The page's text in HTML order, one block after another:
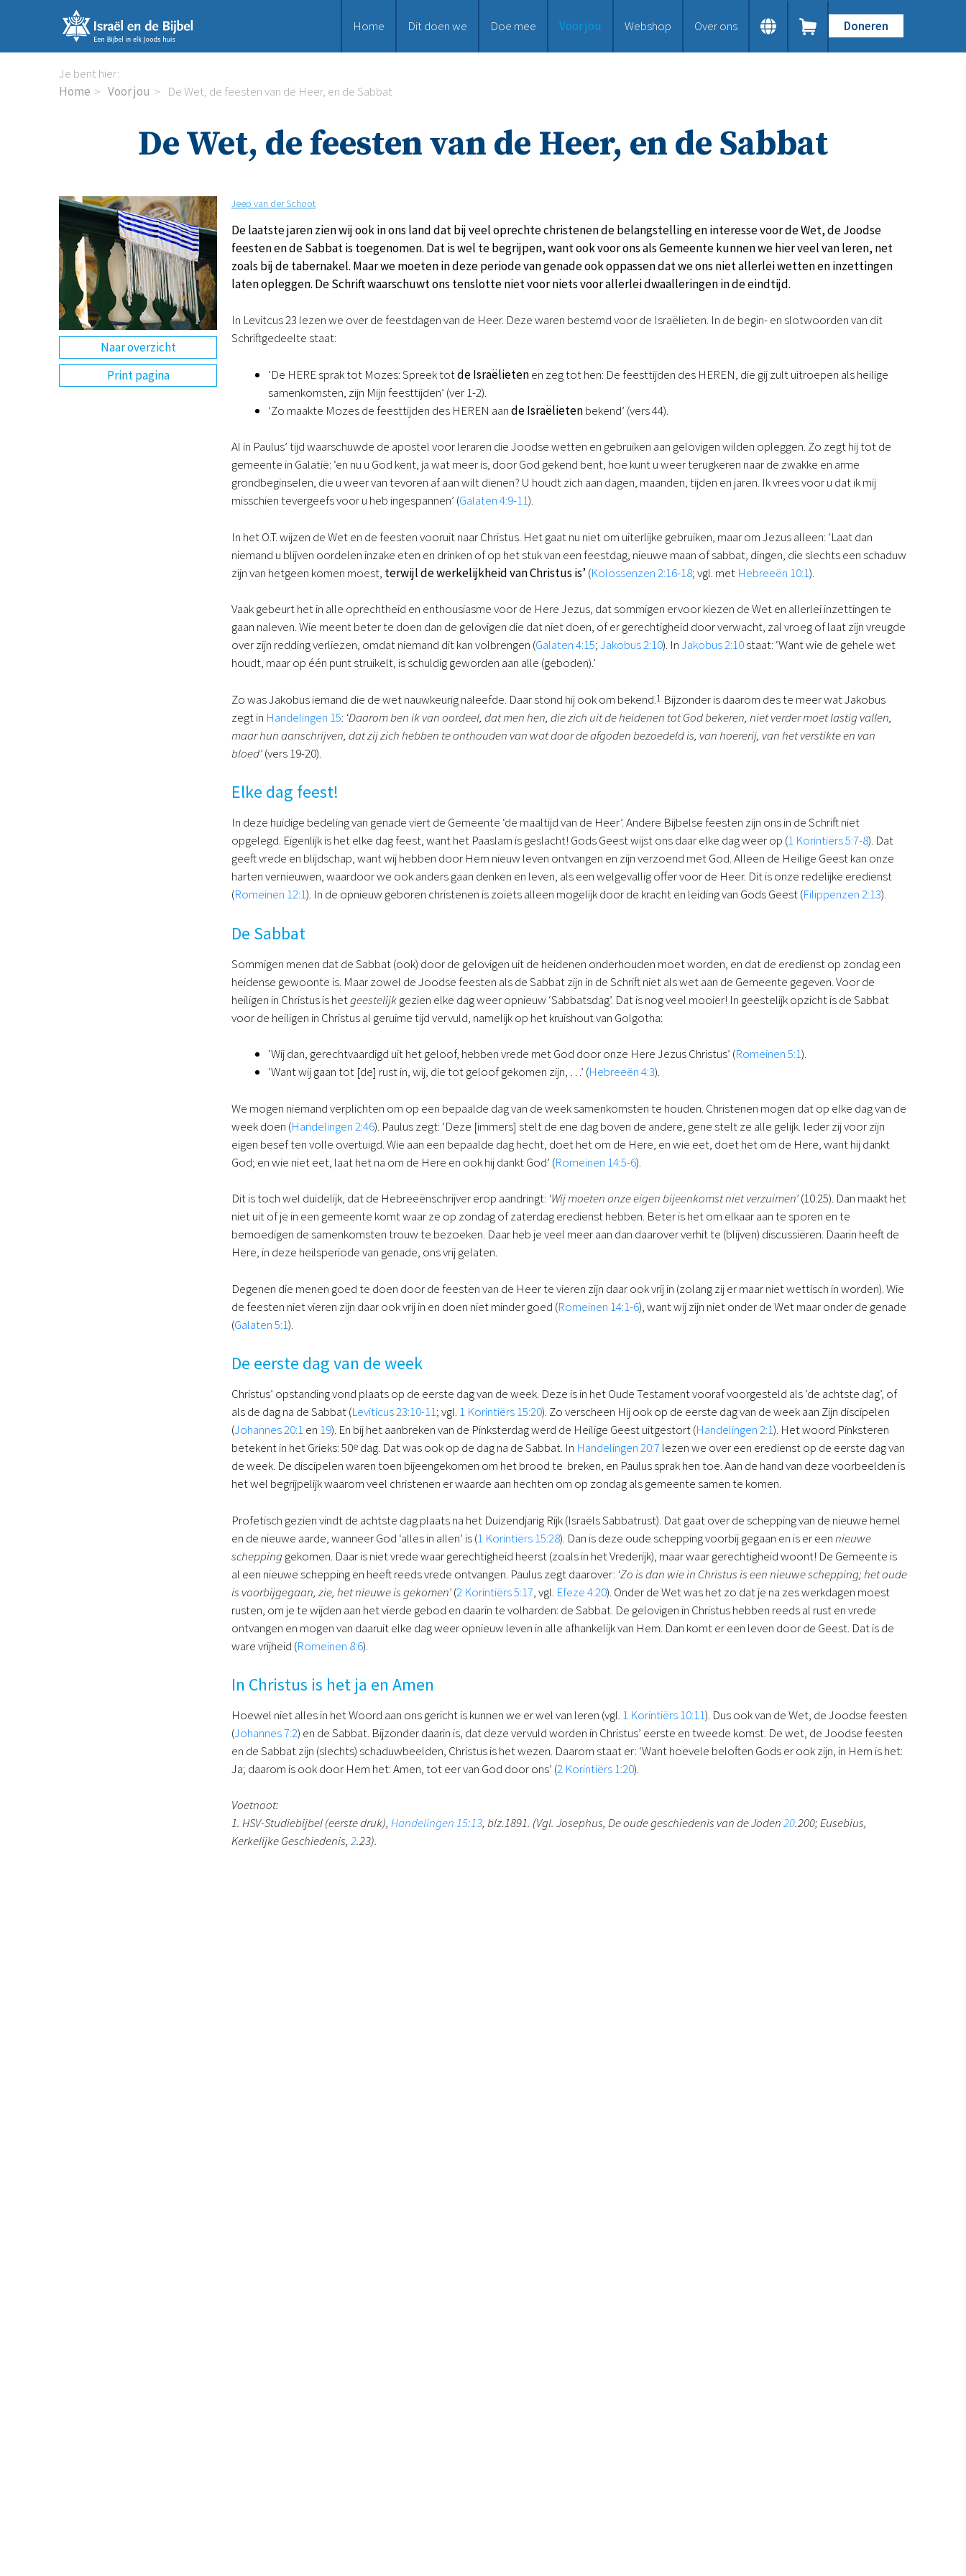
Home Dit doen we Doe mee Voor jou Webshop Over ons Doneren
Je bent hier:
Home
Voor jou De Wet, de feesten van de Heer, en de Sabbat
De Wet, de feesten van de Heer, en de Sabbat
Naar overzicht
Print pagina
Jeep van der Schoot
De laatste jaren zien wij ook in ons land dat bij veel oprechte christenen de belangstelling en interesse voor de Wet, de Joodse
feesten en de Sabbat is toegenomen. Dat is wel te begrijpen, want ook voor ons als Gemeente kunnen we hier veel van leren, net
zoals bij de tabernakel. Maar we moeten in deze periode van genade ook oppassen dat we ons niet allerlei wetten en inzettingen
laten opleggen. De Schrift waarschuwt ons tenslotte niet voor niets voor allerlei dwaalleringen in de eindtijd.
In Levitcus 23 lezen we over de feestdagen van de Heer. Deze waren bestemd voor de Israëlieten. In de begin- en slotwoorden van dit
Schriftgedeelte staat:
‘De HERE sprak tot Mozes: Spreek totde Israëlietenen zeg tot hen: De feesttijden des HEREN, die gij zult uitroepen als heilige
samenkomsten, zijn Mijn feesttijden’ (ver 1-2).
‘Zo maakte Mozes de feesttijden des HEREN aande Israëlietenbekend’ (vers 44).
Al in Paulus’ tijd waarschuwde de apostel voor leraren die Joodse wetten en gebruiken aan gelovigen wilden opleggen. Zo zegt hij tot de
gemeente in Galatië: ‘en nu u God kent, ja wat meer is, door God gekend bent, hoe kunt u weer terugkeren naar de zwakke en arme
grondbeginselen, die u weer van tevoren af aan wilt dienen? U houdt zich aan dagen, maanden, tijden en jaren. Ik vrees voor u dat ik mij
misschien tevergeefs voor u heb ingespannen’ (Galaten 4:9-11).
In het O.T. wijzen de Wet en de feesten vooruit naar Christus. Het gaat nu niet om uiterlijke gebruiken, maar om Jezus alleen: ‘Laat dan
niemand u blijven oordelen inzake eten en drinken of op het stuk van een feestdag, nieuwe maan of sabbat, dingen, die slechts een schaduw
zijn van hetgeen komen moest, terwijl de werkelijkheid van Christus is’ (Kolossenzen 2:16-18; vgl. met Hebreeën 10:1).
Vaak gebeurt het in alle oprechtheid en enthousiasme voor de Here Jezus, dat sommigen ervoor kiezen de Wet en allerlei inzettingen te
gaan naleven. Wie meent beter te doen dan de gelovigen die dat niet doen, of er gerechtigheid door verwacht, zal vroeg of laat zijn vreugde
over zijn redding verliezen, omdat niemand dit kan volbrengen (Galaten 4:15;Jakobus 2:10). InJakobus 2:10staat: ‘Want wie de gehele wet
houdt, maar op één punt struikelt, is schuldig geworden aan alle (geboden).’
Zo was Jakobus iemand die de wet nauwkeurig naleefde. Daar stond hij ook om bekend.1 Bijzonder is daarom des te meer wat Jakobus
zegt in Handelingen 15: ‘Daarom ben ik van oordeel, dat men hen, die zich uit de heidenen tot God bekeren, niet verder moet lastig vallen,
maar hun aanschrijven, dat zij zich hebben te onthouden van wat door de afgoden bezoedeld is, van hoererij, van het verstikte en van
bloed’(vers 19-20).
Elke dag feest!
In deze huidige bedeling van genade viert de Gemeente ‘de maaltijd van de Heer’. Andere Bijbelse feesten zijn ons in de Schrift niet
opgelegd. Eigenlijk is het elke dag feest, want het Paaslam is geslacht! Gods Geest wijst ons daar elke dag weer op (1 Korintiërs 5:7-8). Dat
geeft vrede en blijdschap, want wij hebben door Hem nieuw leven ontvangen en zijn verzoend met God. Alleen de Heilige Geest kan onze
harten vernieuwen, waardoor we ook anders gaan denken en leven, als een welgevallig offer voor de Heer. Dit is onze redelijke eredienst
(Romeinen 12:1). In de opnieuw geboren christenen is zoiets alleen mogelijk door de kracht en leiding van Gods Geest (Filippenzen 2:13).
De Sabbat
Sommigen menen dat de Sabbat (ook) door de gelovigen uit de heidenen onderhouden moet worden, en dat de eredienst op zondag een
heidense gewoonte is. Maar zowel de Joodse feesten als de Sabbat zijn in de Schrift niet als wet aan de Gemeente gegeven. Voor de
heiligen in Christus is hetgeestelijkgezien elke dag weer opnieuw ‘Sabbatsdag’. Dat is nog veel mooier! In geestelijk opzicht is de Sabbat
voor de heiligen in Christus al geruime tijd vervuld, namelijk op het kruishout van Golgotha:
‘Wij dan, gerechtvaardigd uit het geloof, hebben vrede met God door onze Here Jezus Christus’ (Romeinen 5:1).
‘Want wij gaan tot [de] rust in, wij, die tot geloof gekomen zijn, …’ (Hebreeën 4:3).
We mogen niemand verplichten om op een bepaalde dag van de week samenkomsten te houden. Christenen mogen dat op elke dag van de
week doen (Handelingen 2:46). Paulus zegt: ‘Deze [immers] stelt de ene dag boven de andere, gene stelt ze alle gelijk. Ieder zij voor zijn
eigen besef ten volle overtuigd. Wie aan een bepaalde dag hecht, doet het om de Here, en wie eet, doet het om de Here, want hij dankt
God; en wie niet eet, laat het na om de Here en ook hij dankt God’ (Romeinen 14:5-6).
Dit is toch wel duidelijk, dat de Hebreeënschrijver erop aandringt: ‘Wij moeten onze eigen bijeenkomst niet verzuimen’(10:25). Dan maakt het
niet uit of je in een gemeente komt waar ze op zondag of zaterdag eredienst hebben. Beter is het om elkaar aan te sporen en te
bemoedigen de samenkomsten trouw te bezoeken. Daar heb je veel meer aan dan daarover verhit te (blijven) discussiëren. Daarin heeft de
Here, in deze heilsperiode van genade, ons vrij gelaten.
Degenen die menen goed te doen door de feesten van de Heer te vieren zijn daar ook vrij in (zolang zij er maar niet wettisch in worden). Wie
de feesten niet vieren zijn daar ook vrij in en doen niet minder goed (Romeinen 14:1-6), want wij zijn niet onder de Wet maar onder de genade
(Galaten 5:1).
De eerste dag van de week
Christus’ opstanding vond plaats op de eerste dag van de week. Deze is in het Oude Testament vooraf voorgesteld als ‘de achtste dag’, of
als de dag na de Sabbat (Leviticus 23:10-11; vgl. 1 Korintiërs 15:20). Zo verscheen Hij ook op de eerste dag van de week aan Zijn discipelen
(Johannes 20:1en 19). En bij het aanbreken van de Pinksterdag werd de Heilige Geest uitgestort (Handelingen 2:1). Het woord Pinksteren
betekent in het Grieks: 50e dag. Dat was ook op de dag na de Sabbat. In Handelingen 20:7 lezen we over een eredienst op de eerste dag van
de week. De discipelen waren toen bijeengekomen om het brood te breken, en Paulus sprak hen toe. Aan de hand van deze voorbeelden is
het wel begrijpelijk waarom veel christenen er waarde aan hechten om op zondag als gemeente samen te komen.
Profetisch gezien vindt de achtste dag plaats na het Duizendjarig Rijk (Israëls Sabbatrust). Dat gaat over de schepping van de nieuwe hemel
en de nieuwe aarde, wanneer God ‘alles in allen’ is (1 Korintiërs 15:28). Dan is deze oude schepping voorbij gegaan en is er eennieuwe
schepping gekomen. Daar is niet vrede waar gerechtigheid heerst (zoals in het Vrederijk), maar waar gerechtigheid woont! De Gemeente is
al een nieuwe schepping en heeft reeds vrede ontvangen. Paulus zegt daarover: ‘Zo is dan wie in Christus is een nieuwe schepping; het oude
is voorbijgegaan, zie, het nieuwe is gekomen’(2 Korintiërs 5:17, vgl. Efeze 4:20). Onder de Wet was het zo dat je na zes werkdagen moest
rusten, om je te wijden aan het vierde gebod en daarin te volharden: de Sabbat. De gelovigen in Christus hebben reeds al rust en vrede
ontvangen en mogen van daaruit elke dag weer opnieuw leven in alle afhankelijk van Hem. Dan komt er een leven door de Geest. Dat is de
ware vrijheid (Romeinen 8:6).
In Christus is het ja en Amen
Hoewel niet alles in het Woord aan ons gericht is kunnen we er wel van leren (vgl. 1 Korintiërs 10:11). Dus ook van de Wet, de Joodse feesten
(Johannes 7:2) en de Sabbat. Bijzonder daarin is, dat deze vervuld worden in Christus’ eerste en tweede komst. De wet, de Joodse feesten
en de Sabbat zijn (slechts) schaduwbeelden, Christus is het wezen. Daarom staat er: ‘Want hoevele beloften Gods er ook zijn, in Hem is het:
Ja; daarom is ook door Hem het: Amen, tot eer van God door ons’ (2 Korintiërs 1:20).
Voetnoot:
1. HSV-Studiebijbel (eerste druk), Handelingen 15:13, blz.1891. (Vgl. Josephus, De oude geschiedenis van de Joden20.200; Eusebius,
Kerkelijke Geschiedenis, 2.23).
Samenwerken en toerusten
Humanitaire hulp
Doneer
Bid mee
Schenkingen en legaten
Nodig ons uit
Kennisbank
Digitale nieuwsbrief
Het Studiehuis (cursus)
Webshop
Over ons
Actueel
ANBI
Veelgestelde vragen
Doneren